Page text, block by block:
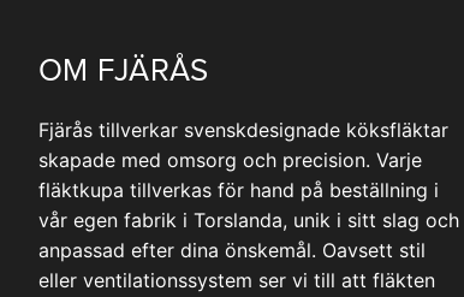
OM FJÄRÅS
Fjärås tillverkar svenskdesignade köksfläktar
skapade med omsorg och precision. Varje
fläktkupa tillverkas för hand på beställning i
vår egen fabrik i Torslanda, unik i sitt slag och
anpassad efter dina önskemål. Oavsett stil
eller ventilationssystem ser vi till att fläkten